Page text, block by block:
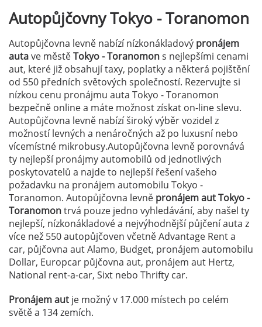
AutopůjčovnyTokyo - Toranomon
Autopůjčovna levně nabízí nízkonákladový pronájem
autave městěTokyo - Toranomons nejlepšími cenami
aut, které již obsahují taxy, poplatky a některá pojištění
od 550 předních světových společností. Rezervujte si
nízkou cenu pronájmu auta Tokyo - Toranomon
bezpečně online a máte možnost získat on-line slevu.
Autopůjčovna levně nabízí široký výběr vozidel z
možností levných a nenáročných až po luxusní nebo
vícemístné mikrobusy.Autopůjčovna levně porovnává
ty nejlepší pronájmy automobilů od jednotlivých
poskytovatelů a najde to nejlepší řešení vašeho
požadavku na pronájem automobilu Tokyo -
Toranomon. Autopůjčovna levně pronájem aut Tokyo -
Toranomontrvá pouze jedno vyhledávání, aby našel ty
nejlepší, nízkonákladové a nejvýhodnější půjčení auta z
více než 550 autopůjčoven včetně Advantage Rent a
car, půjčovna aut Alamo, Budget, pronájem automobilu
Dollar, Europcar půjčovna aut, pronájem aut Hertz,
National rent-a-car, Sixt nebo Thrifty car.
Pronájem aut je možný v 17.000 místech po celém
světě a 134 zemích.